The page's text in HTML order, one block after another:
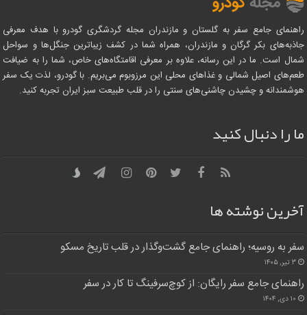
راهنمای جامع سفر به گلستان و مازندران مجله گردشگری گودرو با هدف معرفی
جاذبه‌های بکر گرگان و مازندران، همراه شما در کشف زیباترین جنگل‌ها و سواحل
شمال است. ما در این رسانه، علاوه بر معرفی اقامتگاه‌های خاص، شما را به ضیافت
طعم‌های اصیل شمالی و غذاهای محلی این مرزوبوم می‌بریم. با گودرو، لذت یک سفر
هوشمندانه و چشیدن چاشنی‌های سنتی را در قلب طبیعت سبز ایران تجربه کنید.
ما را دنبال کنید
آخرین نوشته ها
سفر به روسیه؛ راهنمای جامع گشت‌وگذار در قلب تاریخ مسکو
۳ تیر, ۱۴۰۵
راهنمای جامع سفر رایگان: از کوچ‌سرفینگ تا کار در سفر
۱۰ دی, ۱۴۰۴